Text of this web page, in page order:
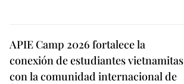
APIE Camp 2026 fortalece la
conexión de estudiantes vietnamitas
con la comunidad internacional de